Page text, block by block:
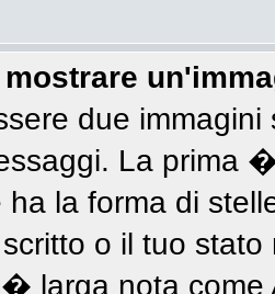
due
La prima
ha la forma di
o il tuo
larga nota come